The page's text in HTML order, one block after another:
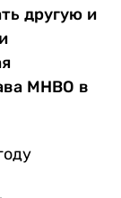
другую и
МНВО в